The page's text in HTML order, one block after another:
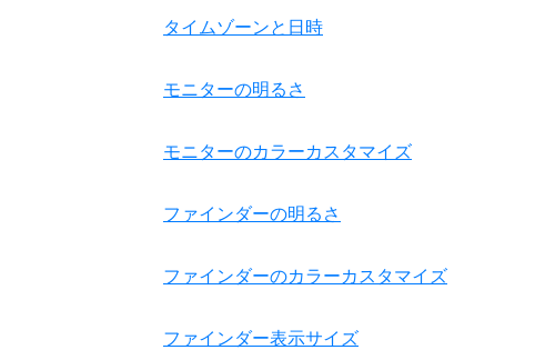
タイムゾーンと日時
モニターの明るさ
モニターのカラーカスタマイズ
ファインダーの明るさ
ファインダーのカラーカスタマイズ
ファインダー表示サイズ